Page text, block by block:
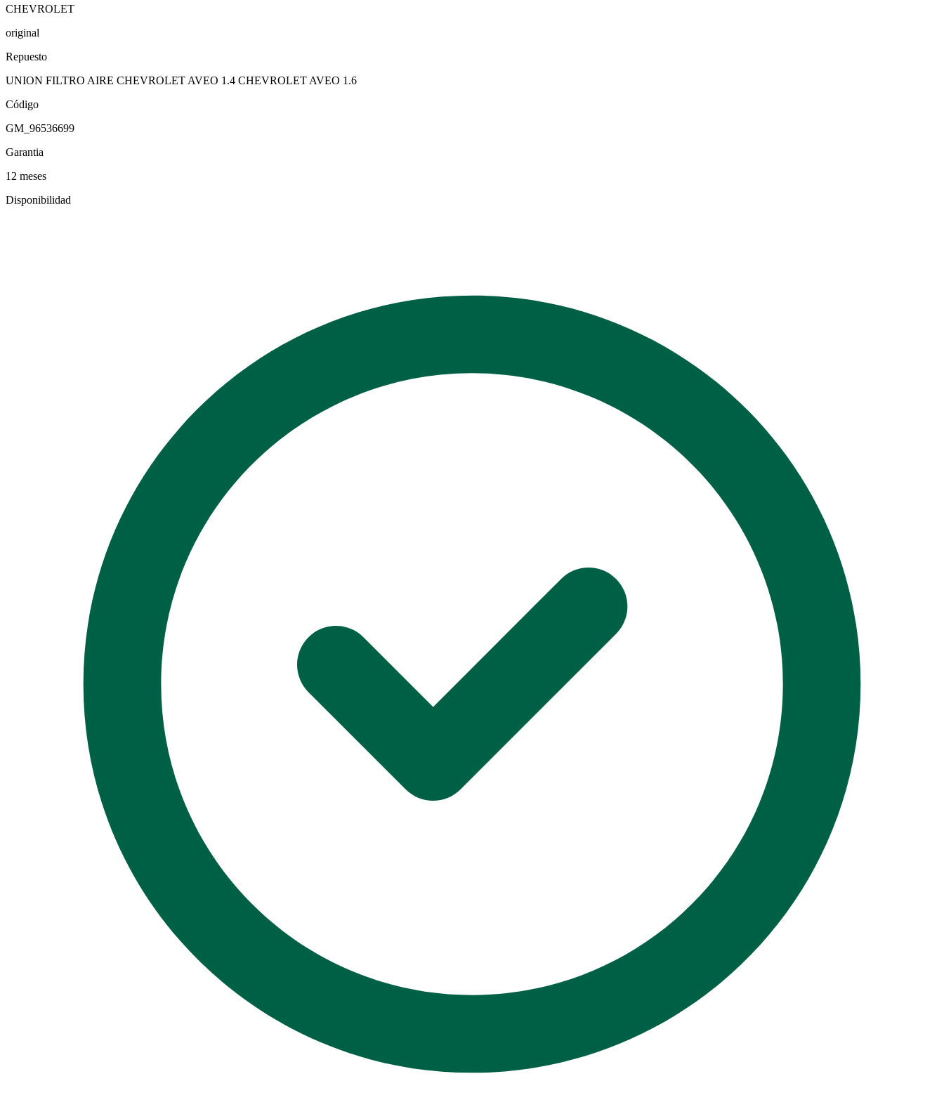
CHEVROLET
original
Repuesto
UNION FILTRO AIRE CHEVROLET AVEO 1.4 CHEVROLET AVEO 1.6
Código
GM_96536699
Garantia
12 meses
Disponibilidad